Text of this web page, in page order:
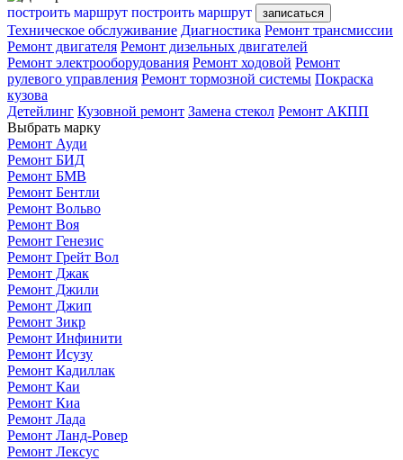
построить маршрут построить маршрут записаться
Техническое обслуживание Диагностика Ремонт трансмиссии
Ремонт двигателя Ремонт дизельных двигателей
Ремонт электрооборудования Ремонт ходовой Ремонт
рулевого управления Ремонт тормозной системы Покраска
кузова
Детейлинг Кузовной ремонт Замена стекол Ремонт АКПП
Выбрать марку
Ремонт Ауди
Ремонт БИД
Ремонт БМВ
Ремонт Бентли
Ремонт Вольво
Ремонт Воя
Ремонт Генезис
Ремонт Грейт Вол
Ремонт Джак
Ремонт Джили
Ремонт Джип
Ремонт Зикр
Ремонт Инфинити
Ремонт Исузу
Ремонт Кадиллак
Ремонт Каи
Ремонт Киа
Ремонт Лада
Ремонт Ланд-Ровер
Ремонт Лексус